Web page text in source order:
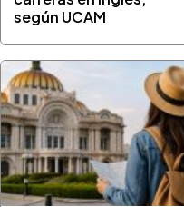
según UCAM